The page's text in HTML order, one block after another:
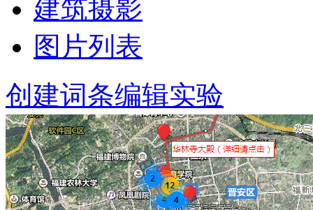
建筑摄影
图片列表
创建词条编辑实验